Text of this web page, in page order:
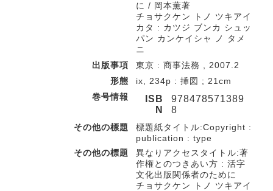
に / 岡本薫著
チョサクケン トノ ツキアイ
カタ : カツジ ブンカ シュッ
パン カンケイシャ ノ タメ
ニ
出版事項
東京 : 商事法務 , 2007.2
形態
ix, 234p : 挿図 ; 21cm
巻号情報
ISB
N
978478571389
8
その他の標題
標題紙タイトル:Copyright :
publication : type
その他の標題
異なりアクセスタイトル:著
作権とのつきあい方 : 活字
文化出版関係者のために
チョサクケン トノ ツキアイ